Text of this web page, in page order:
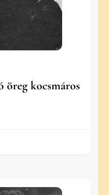
öreg kocsmáros